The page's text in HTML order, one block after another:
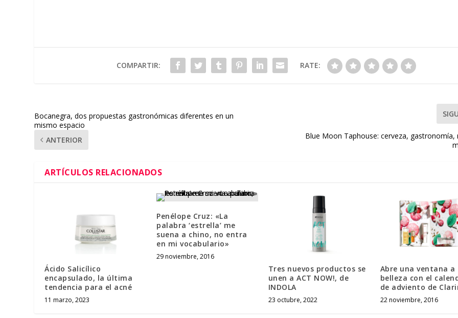
COMPARTIR: RATE:
Bocanegra, dos propuestas gastronómicas diferentes en un
mismo espacio
ANTERIOR
Blue Moon Taphouse: cerveza,
ARTÍCULOS RELACIONADOS
Ácido Salicílico
encapsulado, la última
tendencia para el acné
11 marzo, 2023
Penélope Cruz: «La
palabra ‘estrella’ me
suena a chino, no entra
en mi vocabulario»
29 noviembre, 2016
Tres nuevos productos se
unen a ACT NOW!, de
INDOLA
23 octubre, 2022
Abre una ventana a
belleza con el
de adviento de
22 noviembre, 2016